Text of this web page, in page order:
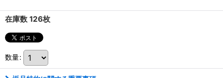
在庫数 126枚
数量: